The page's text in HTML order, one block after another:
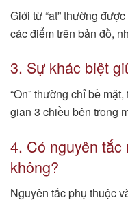
Giới từ “at” thường
các điểm trên bản đồ,
3. Sự khác biệt
“On” thường chỉ bề
gian 3 chiều bên trong
4. Có nguyên
không?
Nguyên tắc phụ thuộc